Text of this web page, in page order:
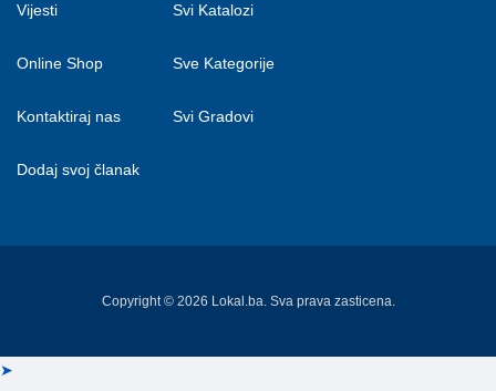
Vijesti
Online Shop
Kontaktiraj nas
Dodaj svoj članak
Svi Katalozi
Sve Kategorije
Svi Gradovi
Copyright © 2026 Lokal.ba. Sva prava zasticena.
➤